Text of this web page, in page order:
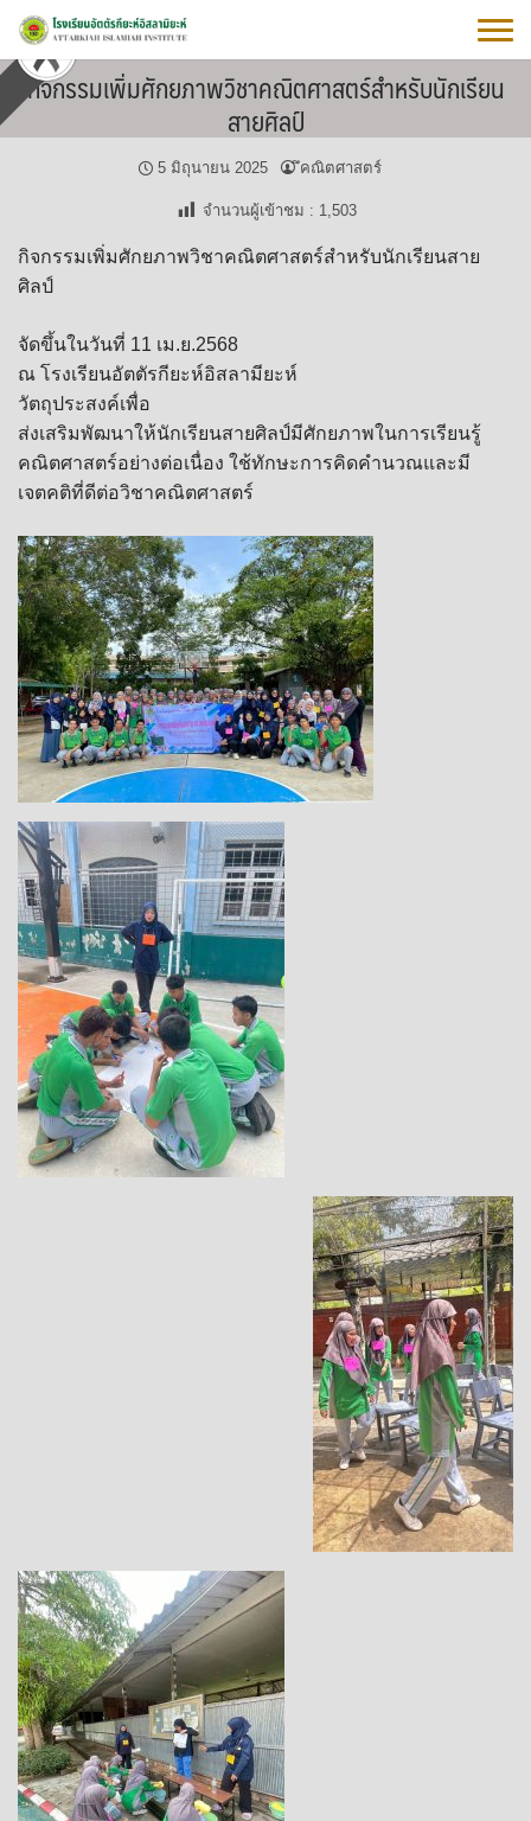
Skip
content
กิจกรรมเพิ่มศักยภาพวิชาคณิตศาสตร์สำหรับนักเรียน
สายศิลป์
5 มิถุนายน 2025 ึคณิตศาสตร์
จำนวนผู้เข้าชม : 1,503
กิจกรรมเพิ่มศักยภาพวิชาคณิตศาสตร์สำหรับนักเรียนสาย
ศิลป์
จัดขึ้นในวันที่ 11 เม.ย.2568
ณ โรงเรียนอัตตัรกียะห์อิสลามียะห์
วัตถุประสงค์เพื่อ
ส่งเสริมพัฒนาให้นักเรียนสายศิลป์มีศักยภาพในการเรียนรู้
คณิตศาสตร์อย่างต่อเนื่อง ใช้ทักษะการคิดคำนวณและมี
เจตคติที่ดีต่อวิชาคณิตศาสตร์